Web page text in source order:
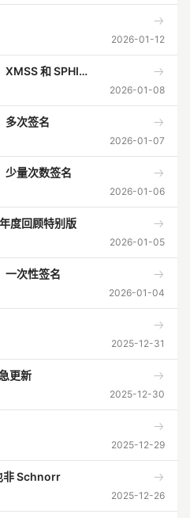
2026-01-12
基于哈希函数的签名（四）：XMSS 和 SPHINCS
2026-01-08
多次签名
2026-01-07
少量次数签名
2026-01-06
度回顾特别版
2026-01-05
一次性签名
2026-01-04
2025-12-31
更新
2025-12-30
2025-12-29
非 Schnorr
2025-12-26